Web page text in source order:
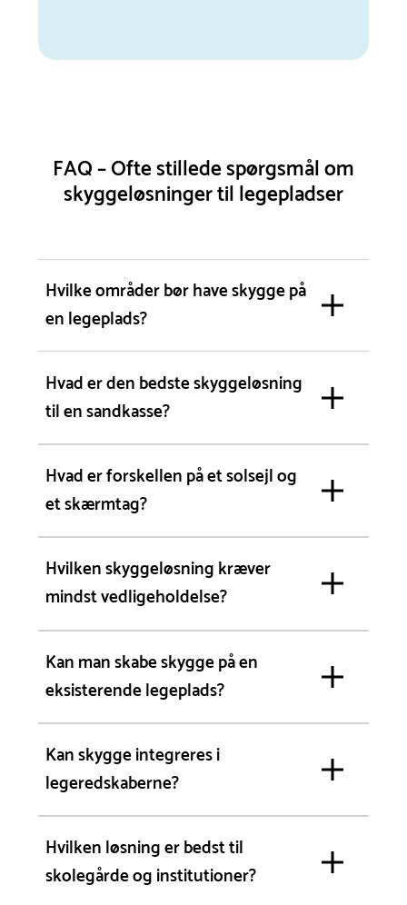
FAQ – Ofte stillede spørgsmål om
skyggeløsninger til legepladser
Hvilke områder bør have skygge på
en legeplads?
Hvad er den bedste skyggeløsning
til en sandkasse?
Hvad er forskellen på et solsejl og
et skærmtag?
Hvilken skyggeløsning kræver
mindst vedligeholdelse?
Kan man skabe skygge på en
eksisterende legeplads?
Kan skygge integreres i
legeredskaberne?
Hvilken løsning er bedst til
skolegårde og institutioner?